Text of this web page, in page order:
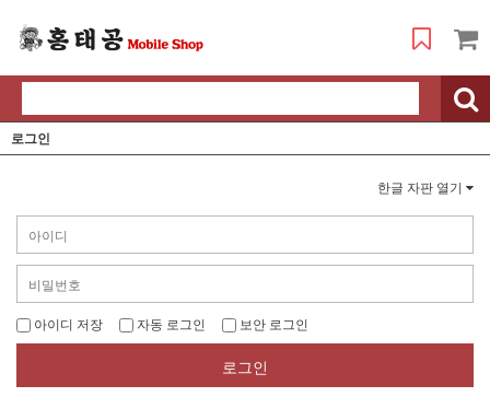
로그인
한글 자판 열기
아이디 저장 자동 로그인 보안 로그인
로그인